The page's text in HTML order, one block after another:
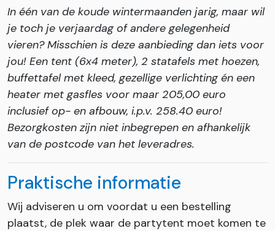
In één van de koude wintermaanden jarig, maar wil
je toch je verjaardag of andere gelegenheid
vieren? Misschien is deze aanbieding dan iets voor
jou! Een tent (6x4 meter), 2 statafels met hoezen,
buffettafel met kleed, gezellige verlichting én een
heater met gasfles voor maar 205,00 euro
inclusief op- en afbouw, i.p.v. 258.40 euro!
Bezorgkosten zijn niet inbegrepen en afhankelijk
van de postcode van het leveradres.
Praktische informatie
Wij adviseren u om voordat u een bestelling
plaatst, de plek waar de partytent moet komen te